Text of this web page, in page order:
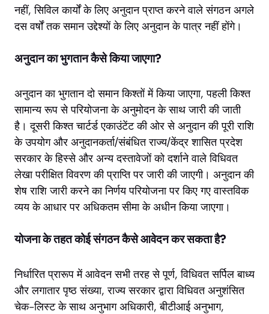
नहीं, सिविल कार्यों के लिए अनुदान प्राप्त करने वाले संगठन अगले
दस वर्षों तक समान उद्देश्यों के लिए अनुदान के पात्र नहीं होंगे।
अनुदान का भुगतान कैसे किया जाएगा?
अनुदान का भुगतान दो समान किश्तों में किया जाएगा, पहली किश्त
सामान्य रूप से परियोजना के अनुमोदन के साथ जारी की जाती
है। दूसरी किश्त चार्टर्ड एकाउंटेंट की ओर से अनुदान की पूरी राशि
के उपयोग और अनुदानकर्ता/संबंधित राज्य/केंद्र शासित प्रदेश
सरकार के हिस्से और अन्य दस्तावेजों को दर्शाने वाले विधिवत
लेखा परीक्षित विवरण की प्राप्ति पर जारी की जाएगी। अनुदान की
शेष राशि जारी करने का निर्णय परियोजना पर किए गए वास्तविक
व्यय के आधार पर अधिकतम सीमा के अधीन किया जाएगा।
योजना के तहत कोई संगठन कैसे आवेदन कर सकता है?
निर्धारित प्रारूप में आवेदन सभी तरह से पूर्ण, विधिवत सर्पिल बाध्य
और लगातार पृष्ठ संख्या, राज्य सरकार द्वारा विधिवत अनुशंसित
चेक-लिस्ट के साथ अनुभाग अधिकारी, बीटीआई अनुभाग,